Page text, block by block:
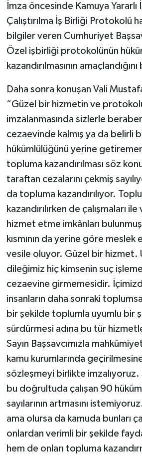
İmza öncesinde Kamuya
Çalıştırılma İş Birliği Protokolü
bilgiler veren Cumhuriyet
Özel işbirliği protokolünün
kazandırılmasının
Daha sonra konuşan Vali
“Güzel bir hizmetin ve
imzalanmasında sizlerle
cezaevinde kalmış ya da belirli
hükümlülüğünü yerine
topluma kazandırılması söz
taraftan cezalarını çekmiş
da topluma kazandırılıyor.
kazandırılırken de çalışmaları
hizmet etme imkânları
kısmının da yerine göre meslek
vesile oluyor. Güzel bir hizmet.
dileğimiz hiç kimsenin suç
cezaevine girmemesidir.
insanların daha sonraki
bir şekilde toplumla uyumlu bir
sürdürmesi adına bu tür
Sayın Başsavcımızla
kamu kurumlarında
sözleşmeyi birlikte
bu doğrultuda çalışan 90
sayılarının artmasını
ama olursa da kamuda bunları
onlardan verimli bir şekilde
hem de onları topluma